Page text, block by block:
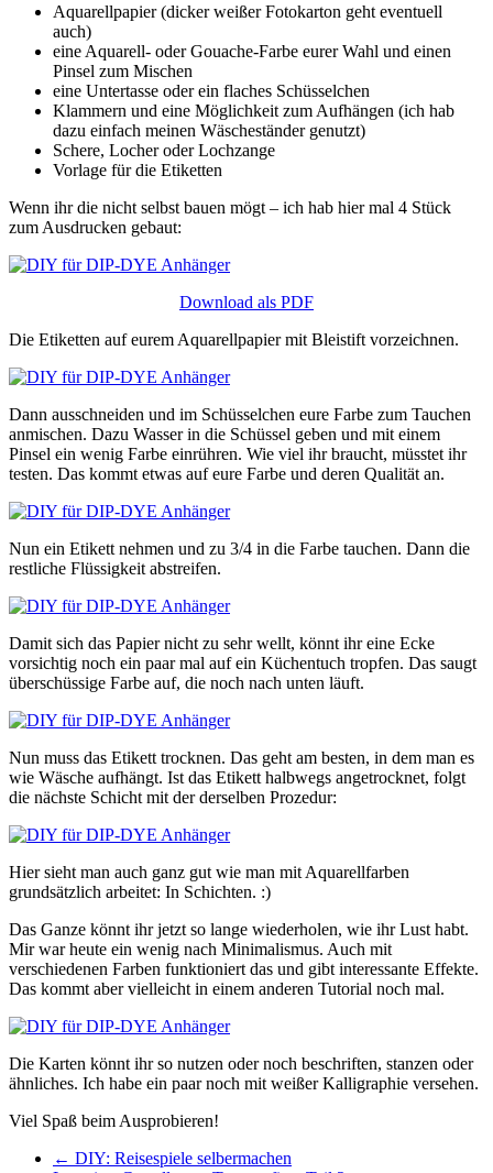
Aquarellpapier (dicker weißer Fotokarton geht eventuell
auch)
eine Aquarell- oder Gouache-Farbe eurer Wahl und einen
Pinsel zum Mischen
eine Untertasse oder ein flaches Schüsselchen
Klammern und eine Möglichkeit zum Aufhängen (ich hab
dazu einfach meinen Wäscheständer genutzt)
Schere, Locher oder Lochzange
Vorlage für die Etiketten
Wenn ihr die nicht selbst bauen mögt – ich hab hier mal 4 Stück
zum Ausdrucken gebaut:
Download als PDF
Die Etiketten auf eurem Aquarellpapier mit Bleistift vorzeichnen.
Dann ausschneiden und im Schüsselchen eure Farbe zum Tauchen
anmischen. Dazu Wasser in die Schüssel geben und mit einem
Pinsel ein wenig Farbe einrühren. Wie viel ihr braucht, müsstet ihr
testen. Das kommt etwas auf eure Farbe und deren Qualität an.
Nun ein Etikett nehmen und zu 3/4 in die Farbe tauchen. Dann die
restliche Flüssigkeit abstreifen.
Damit sich das Papier nicht zu sehr wellt, könnt ihr eine Ecke
vorsichtig noch ein paar mal auf ein Küchentuch tropfen. Das saugt
überschüssige Farbe auf, die noch nach unten läuft.
Nun muss das Etikett trocknen. Das geht am besten, in dem man es
wie Wäsche aufhängt. Ist das Etikett halbwegs angetrocknet, folgt
die nächste Schicht mit der derselben Prozedur:
Hier sieht man auch ganz gut wie man mit Aquarellfarben
grundsätzlich arbeitet: In Schichten. :)
Das Ganze könnt ihr jetzt so lange wiederholen, wie ihr Lust habt.
Mir war heute ein wenig nach Minimalismus. Auch mit
verschiedenen Farben funktioniert das und gibt interessante Effekte.
Das kommt aber vielleicht in einem anderen Tutorial noch mal.
Die Karten könnt ihr so nutzen oder noch beschriften, stanzen oder
ähnliches. Ich habe ein paar noch mit weißer Kalligraphie versehen.
Viel Spaß beim Ausprobieren!
← DIY: Reisespiele selbermachen